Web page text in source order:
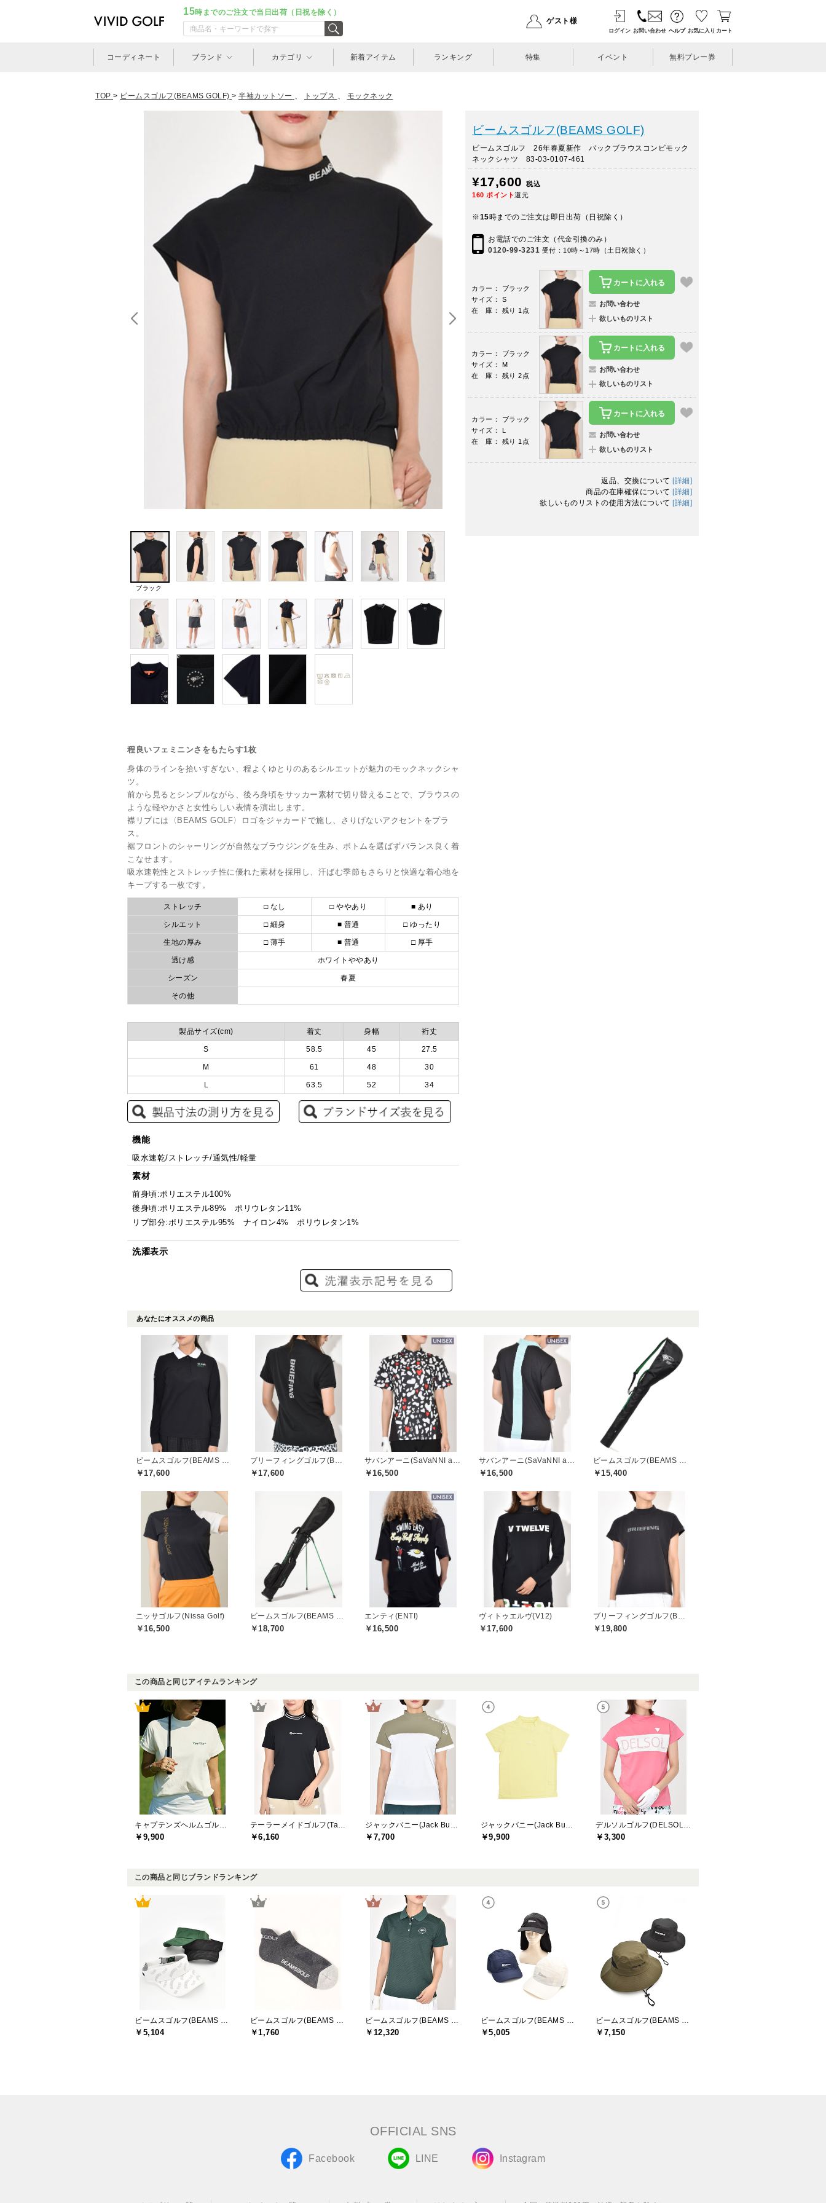
15時までのご注文で当日出荷（日祝を除く）
ゲスト様
ログイン お問い合わせ ヘルプ お気に入り カート
コーディネート ブランド カテゴリ 新着アイテム ランキング 特集 イベント 無料プレー券
TOP > ビームスゴルフ(BEAMS GOLF) > 半袖カットソー 、 トップス 、 モックネック
ブラック
程良いフェミニンさをもたらす1枚
身体のラインを拾いすぎない、程よくゆとりのあるシルエットが魅力のモックネックシャ
ツ。
前から見るとシンプルながら、後ろ身頃をサッカー素材で切り替えることで、ブラウスの
ような軽やかさと女性らしい表情を演出します。
襟リブには〈BEAMS GOLF〉ロゴをジャカードで施し、さりげないアクセントをプラ
ス。
裾フロントのシャーリングが自然なブラウジングを生み、ボトムを選ばずバランス良く着
こなせます。
吸水速乾性とストレッチ性に優れた素材を採用し、汗ばむ季節もさらりと快適な着心地を
キープする一枚です。
ストレッチ □ なし □ ややあり ■ あり
シルエット □ 細身 ■ 普通 □ ゆったり
生地の厚み □ 薄手 ■ 普通 □ 厚手
透け感 ホワイトややあり
シーズン 春夏
その他
製品サイズ(cm) 着丈 身幅 裄丈
S 58.5 45 27.5
M 61 48 30
L 63.5 52 34
機能
吸水速乾/ストレッチ/通気性/軽量
素材
前身頃:ポリエステル100%
後身頃:ポリエステル89% ポリウレタン11%
リブ部分:ポリエステル95% ナイロン4% ポリウレタン1%
洗濯表示
ビームスゴルフ(BEAMS GOLF)
ビームスゴルフ 26年春夏新作 バックブラウスコンビモック
ネックシャツ 83-03-0107-461
¥17,600
税込
160 ポイント還元
※15時までのご注文は即日出荷（日祝除く）
お電話でのご注文（代金引換のみ）
0120-99-3231 受付：10時～17時（土日祝除く）
カラー： ブラック
サイズ： S
在 庫： 残り 1点
カートに入れる
お問い合わせ
欲しいものリスト
カラー： ブラック
サイズ： M
在 庫： 残り 2点
カートに入れる
お問い合わせ
欲しいものリスト
カラー： ブラック
サイズ： L
在 庫： 残り 1点
カートに入れる
お問い合わせ
欲しいものリスト
返品、交換について [詳細]
商品の在庫確保について [詳細]
欲しいものリストの使用方法について [詳細]
あなたにオススメの商品
￥17,600 ￥17,600 ￥16,500 ￥16,500 ￥15,400
ニッサゴルフ(Nissa Golf)
￥16,500 ￥18,700
エンティ(ENTI)
￥16,500
ヴィトゥエルヴ(V12)
￥17,600 ￥19,800
この商品と同じアイテムランキング
￥9,900 ￥6,160 ￥7,700 ￥9,900 ￥3,300
この商品と同じブランドランキング
￥5,104 ￥1,760 ￥12,320 ￥5,005 ￥7,150
OFFICIAL SNS
Facebook LINE Instagram